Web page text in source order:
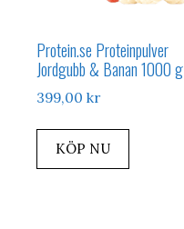
Protein.se Proteinpulver
Jordgubb & Banan 1000 g
399,00 kr
KÖP NU